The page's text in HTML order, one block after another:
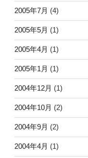
2005年7月 (4)
2005年5月 (1)
2005年4月 (1)
2005年1月 (1)
2004年12月 (1)
2004年10月 (2)
2004年9月 (2)
2004年4月 (1)